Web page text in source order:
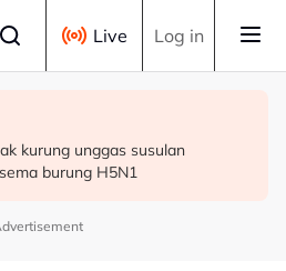
Live Log in
nilai ekonomi RM600 bilion
terkeluar PN, Azmin
sah
kurung unggas susulan
burung H5N1